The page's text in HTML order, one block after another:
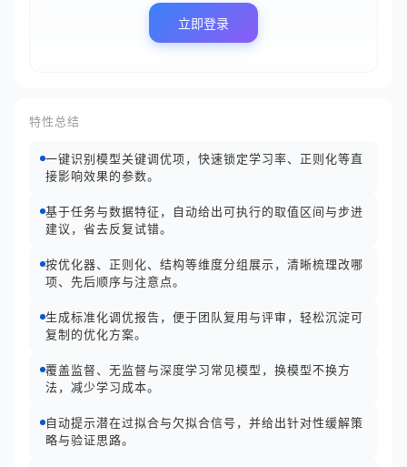
立即登录
特性总结
一键识别模型关键调优项，快速锁定学习率、正则化等直
接影响效果的参数。
基于任务与数据特征，自动给出可执行的取值区间与步进
建议，省去反复试错。
按优化器、正则化、结构等维度分组展示，清晰梳理改哪
项、先后顺序与注意点。
生成标准化调优报告，便于团队复用与评审，轻松沉淀可
复制的优化方案。
覆盖监督、无监督与深度学习常见模型，换模型不换方
法，减少学习成本。
自动提示潜在过拟合与欠拟合信号，并给出针对性缓解策
略与验证思路。